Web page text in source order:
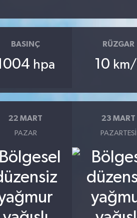
BASINÇ
hpa
RÜZGAR
10
22 MART
PAZAR
23 MART
PAZARTESI